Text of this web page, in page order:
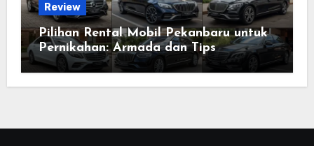
Review
Pilihan Rental Mobil Pekanbaru untuk
Pernikahan: Armada dan Tips
Memilihnya